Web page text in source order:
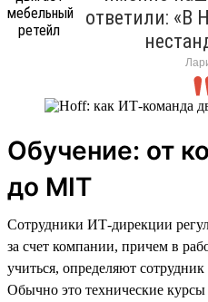
ответили: «В
Обучение: от
до MIT
Сотрудники ИТ-дирекции
за счет компании, причем в
учиться, определяют
Обычно это технические